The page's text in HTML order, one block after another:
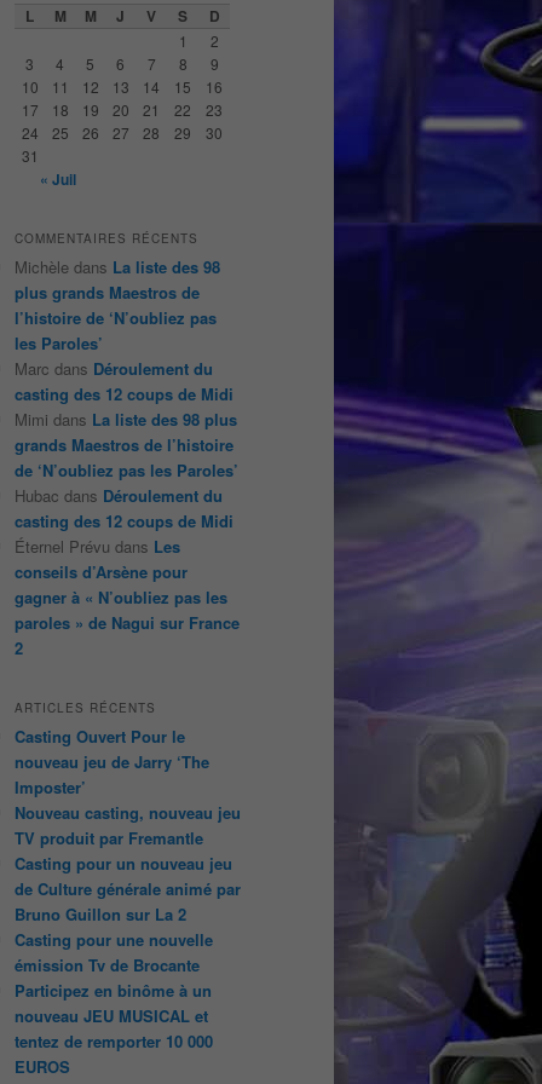
L M M J V S D
1
2
3
4 5 6 7 8
9
10
11 12 13 14 15
16
17
18 19 20 21 22
23
24
25 26 27 28 29
30
31
« Juil
COMMENTAIRES RÉCENTS
Michèle dans La liste des 98
plus grands Maestros de
l’histoire de ‘N’oubliez pas
les Paroles’
Marc dans Déroulement du
casting des 12 coups de Midi
Mimi dans La liste des 98 plus
grands Maestros de l’histoire
de ‘N’oubliez pas les Paroles’
Hubac dans Déroulement du
casting des 12 coups de Midi
Éternel Prévu dans Les
conseils d’Arsène pour
gagner à « N’oubliez pas les
paroles » de Nagui sur France
2
ARTICLES RÉCENTS
Casting Ouvert Pour le
nouveau jeu de Jarry ‘The
Imposter’
Nouveau casting, nouveau jeu
TV produit par Fremantle
Casting pour un nouveau jeu
de Culture générale animé par
Bruno Guillon sur La 2
Casting pour une nouvelle
émission Tv de Brocante
Participez en binôme à un
nouveau JEU MUSICAL et
tentez de remporter 10 000
EUROS